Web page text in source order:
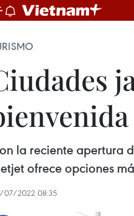
la reciente apertura
ofrece opciones
07/2022 08:35